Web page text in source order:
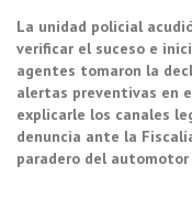
La unidad policial
verificar el suceso e
agentes tomaron la
alertas preventivas en
explicarle los canales
denuncia ante la
paradero del automotor